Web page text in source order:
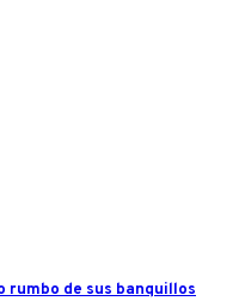
rumbo de sus banquillos